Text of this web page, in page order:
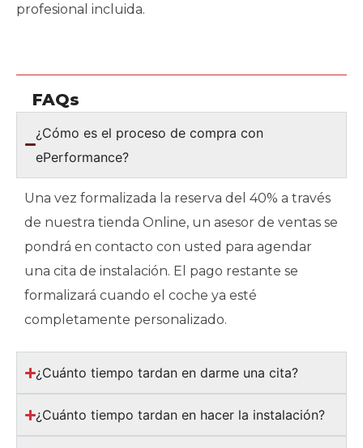
profesional incluida.
FAQs
¿Cómo es el proceso de compra con
ePerformance?
Una vez formalizada la reserva del 40% a través
de nuestra tienda Online, un asesor de ventas se
pondrá en contacto con usted para agendar
una cita de instalación. El pago restante se
formalizará cuando el coche ya esté
completamente personalizado.
¿Cuánto tiempo tardan en darme una cita?
¿Cuánto tiempo tardan en hacer la instalación?